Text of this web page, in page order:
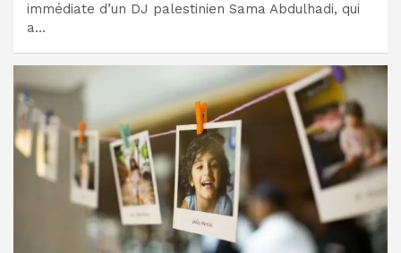
immédiate d’un DJ palestinien Sama Abdulhadi, qui
a…